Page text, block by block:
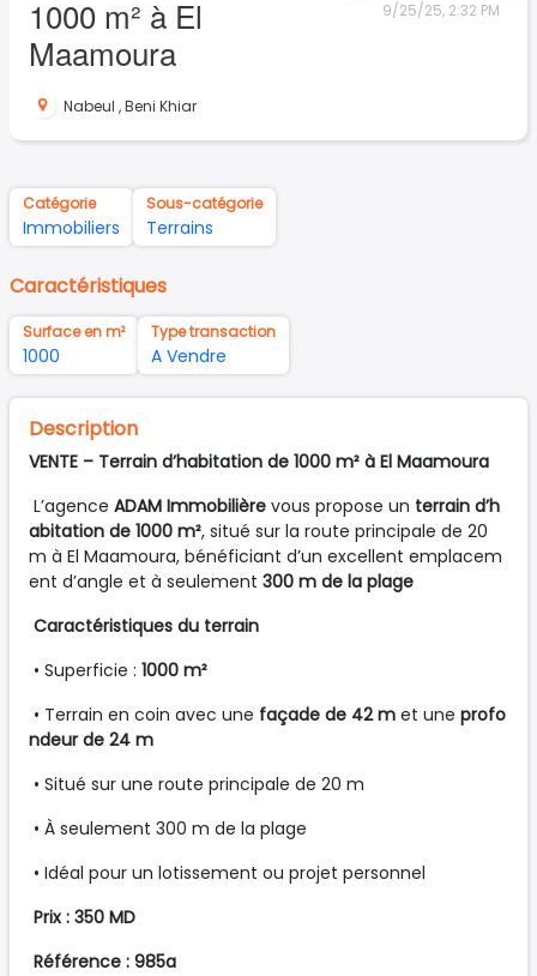
1000 m² à El
Maamoura
9/25/25, 2:32 PM
Nabeul ,Beni Khiar
Catégorie
Immobiliers
Sous-catégorie
Terrains
Caractéristiques
Surface en m²
1000
Type transaction
A Vendre
Description
VENTE – Terrain d’habitation de 1000 m² à El Maamoura
L’agence ADAM Immobilière vous propose un terrain d’h
abitation de 1000 m², situé sur la route principale de 20
m à El Maamoura, bénéficiant d’un excellent emplacem
ent d’angle et à seulement 300 m de la plage
Caractéristiques du terrain
• Superficie : 1000 m²
• Terrain en coin avec une façade de 42 m et une profo
ndeur de 24 m
• Situé sur une route principale de 20 m
• À seulement 300 m de la plage
• Idéal pour un lotissement ou projet personnel
Prix : 350 MD
Référence : 985a